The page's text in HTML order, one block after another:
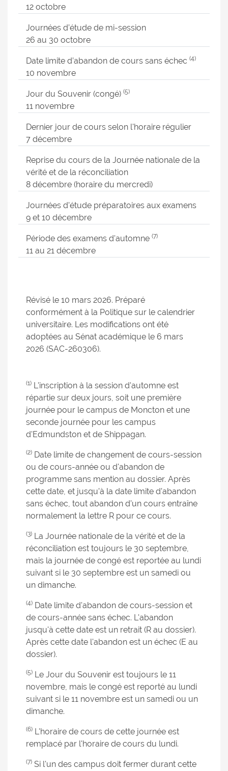
12 octobre
Journées d’étude de mi-session
26 au 30 octobre
Date limite d’abandon de cours sans échec (4)
10 novembre
Jour du Souvenir (congé) (5)
11 novembre
Dernier jour de cours selon l'horaire régulier
7 décembre
Reprise du cours de la Journée nationale de la
vérité et de la réconciliation
8 décembre (horaire du mercredi)
Journées d’étude préparatoires aux examens
9 et 10 décembre
Période des examens d'automne (7)
11 au 21 décembre
Révisé le 10 mars 2026. Préparé
conformément à la Politique sur le calendrier
universitaire. Les modifications ont été
adoptées au Sénat académique le 6 mars
2026 (SAC-260306).
(1) L'inscription à la session d'automne est
répartie sur deux jours, soit une première
journée pour le campus de Moncton et une
seconde journée pour les campus
d'Edmundston et de Shippagan.
(2) Date limite de changement de cours-session
ou de cours-année ou d'abandon de
programme sans mention au dossier. Après
cette date, et jusqu’à la date limite d’abandon
sans échec, tout abandon d’un cours entraîne
normalement la lettre R pour ce cours.
(3) La Journée nationale de la vérité et de la
réconciliation est toujours le 30 septembre,
mais la journée de congé est reportée au lundi
suivant si le 30 septembre est un samedi ou
un dimanche.
(4) Date limite d'abandon de cours-session et
de cours-année sans échec. L'abandon
jusqu'à cette date est un retrait (R au dossier).
Après cette date l'abandon est un échec (E au
dossier).
(5) Le Jour du Souvenir est toujours le 11
novembre, mais le congé est reporté au lundi
suivant si le 11 novembre est un samedi ou un
dimanche.
(6) L'horaire de cours de cette journée est
remplacé par l'horaire de cours du lundi.
(7) Si l'un des campus doit fermer durant cette